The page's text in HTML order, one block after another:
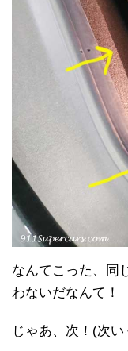
なんてこった、同
わないだなんて！
じゃあ、次！(次